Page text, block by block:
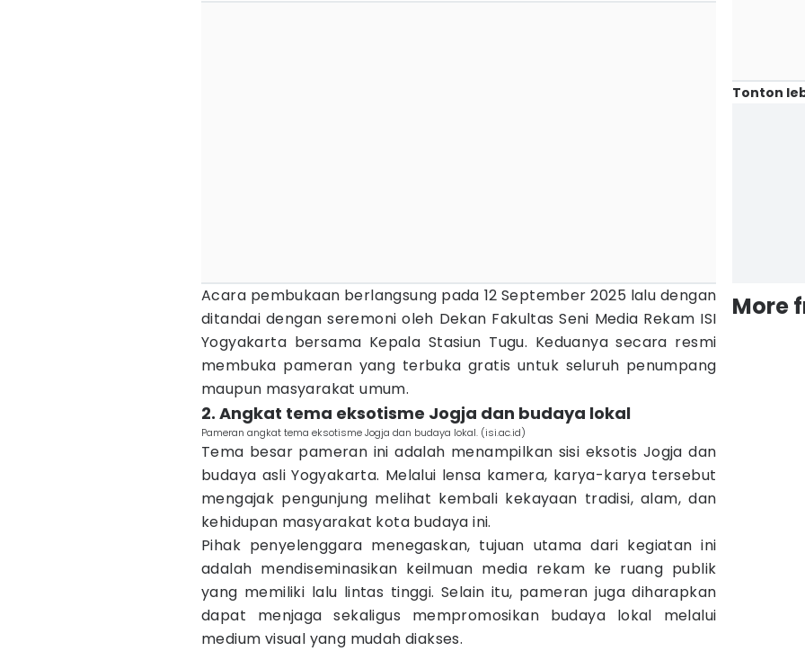
Acara pembukaan berlangsung pada 12 September 2025 lalu dengan
ditandai dengan seremoni oleh Dekan Fakultas Seni Media Rekam ISI
Yogyakarta bersama Kepala Stasiun Tugu. Keduanya secara resmi
membuka pameran yang terbuka gratis untuk seluruh penumpang
maupun masyarakat umum.
2. Angkat tema eksotisme Jogja dan budaya lokal
Pameran angkat tema eksotisme Jogja dan budaya lokal. (isi.ac.id)
Tema besar pameran ini adalah menampilkan sisi eksotis Jogja dan
budaya asli Yogyakarta. Melalui lensa kamera, karya-karya tersebut
mengajak pengunjung melihat kembali kekayaan tradisi, alam, dan
kehidupan masyarakat kota budaya ini.
Pihak penyelenggara menegaskan, tujuan utama dari kegiatan ini
adalah mendiseminasikan keilmuan media rekam ke ruang publik
yang memiliki lalu lintas tinggi. Selain itu, pameran juga diharapkan
dapat menjaga sekaligus mempromosikan budaya lokal melalui
medium visual yang mudah diakses.
Tonton
More